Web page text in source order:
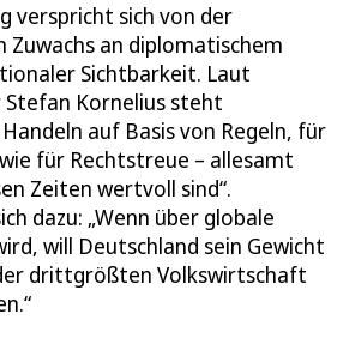
verspricht sich von der
an diplomatischem
Sichtbarkeit. Laut
Stefan Kornelius steht
auf Basis von Regeln, für
für Rechtstreue – allesamt
Zeiten wertvoll sind“.
dazu: „Wenn über globale
will Deutschland sein Gewicht
drittgrößten Volkswirtschaft